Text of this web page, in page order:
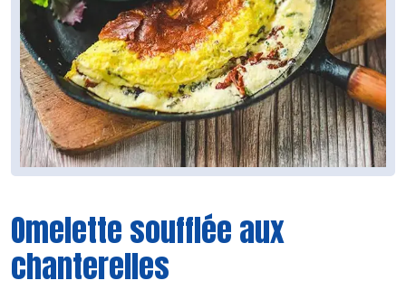
Omelette soufflée aux
chanterelles